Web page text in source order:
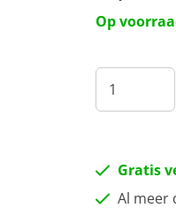
Op
Gratis
Al meer